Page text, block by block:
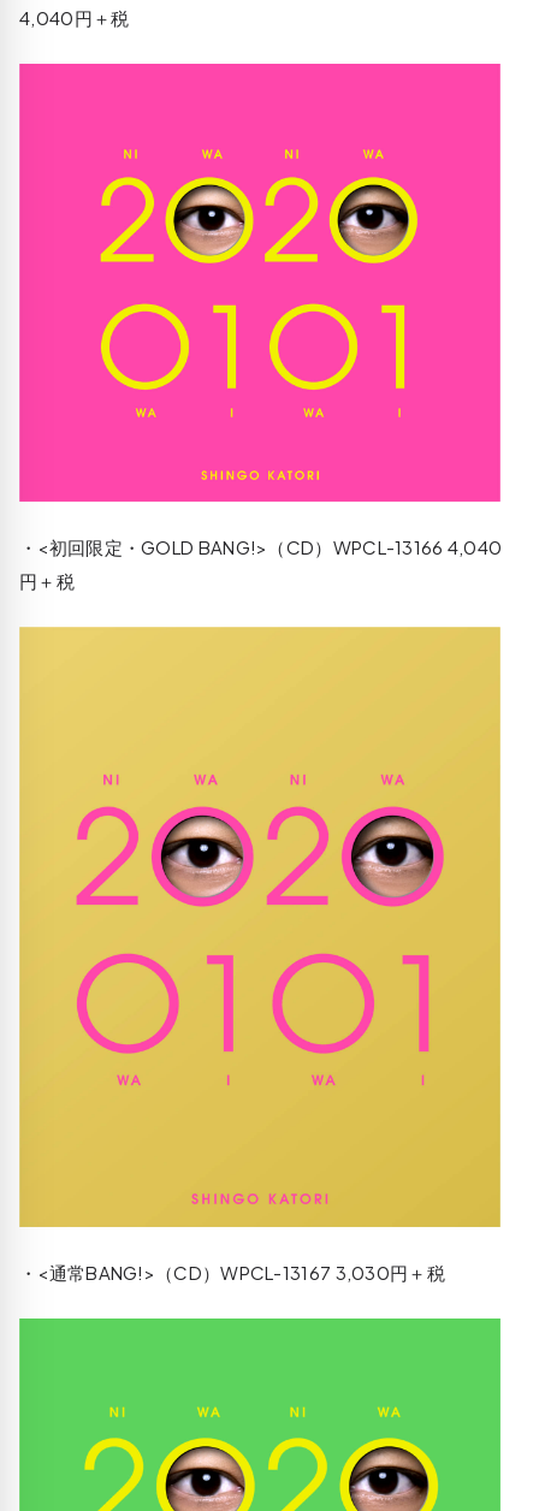
4,040円＋税
・<初回限定・GOLD BANG!>（CD）WPCL-13166 4,040
円＋税
・<通常BANG!>（CD）WPCL-13167 3,030円＋税